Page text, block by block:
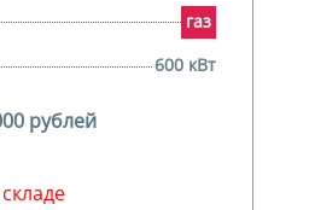
газ
600 кВт
рублей